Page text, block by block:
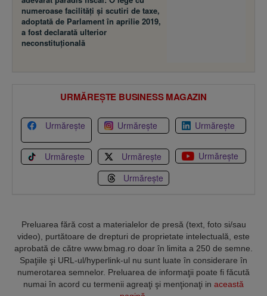
URMĂREȘTE BUSINESS MAGAZIN
Urmărește
Urmărește
Preluarea fără cost a materialelor de presă (text, foto si/sau
video), purtătoare de drepturi de proprietate intelectuală, este
aprobată de către www.bmag.ro doar în limita a 250 de semne.
Spaţiile şi URL-ul/hyperlink-ul nu sunt luate în considerare în
pagină.
Termeni și condiții Confidențialitate Cookies Contact
Copyright © 2025 BUSINESSMEX S.A.